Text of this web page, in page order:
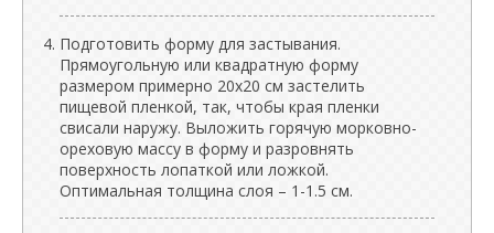
Подготовить форму для застывания.
Прямоугольную или квадратную форму
размером примерно 20x20 см застелить
пищевой пленкой, так, чтобы края пленки
свисали наружу. Выложить горячую морковно-
ореховую массу в форму и разровнять
поверхность лопаткой или ложкой.
Оптимальная толщина слоя – 1-1.5 см.